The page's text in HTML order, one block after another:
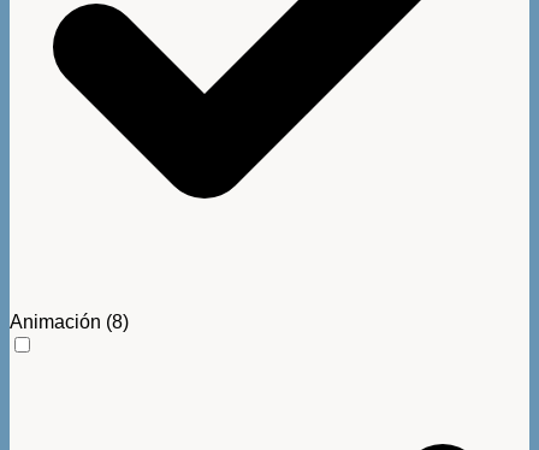
Animación (8)